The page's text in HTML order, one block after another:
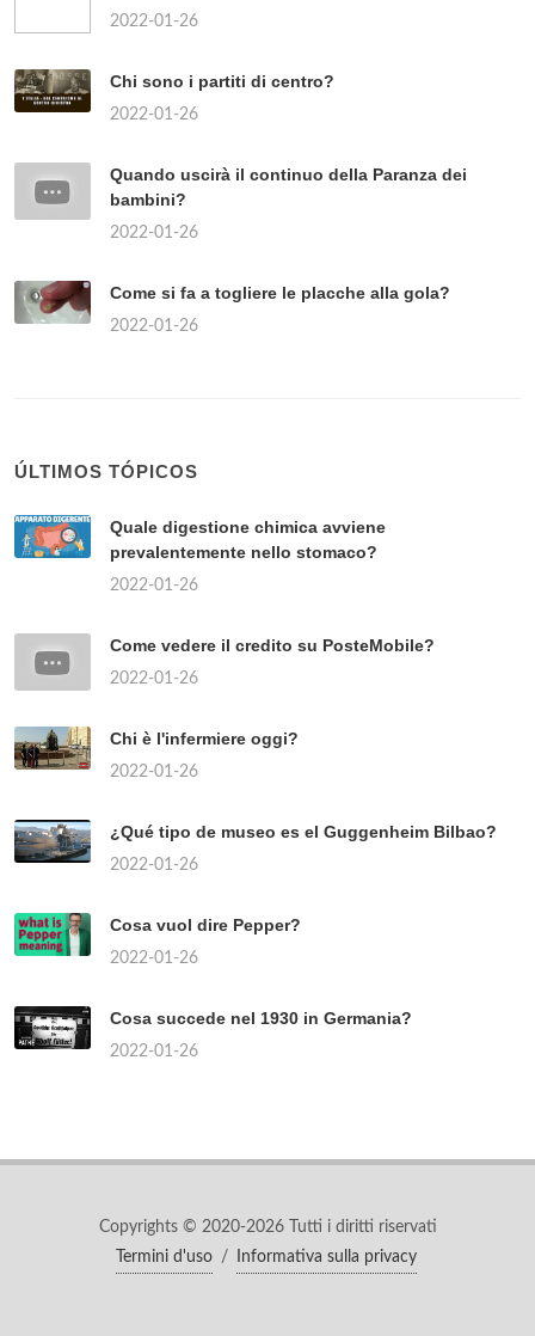
2022-01-26
Chi sono i partiti di centro?
2022-01-26
Quando uscirà il continuo della Paranza dei
bambini?
2022-01-26
Come si fa a togliere le placche alla gola?
2022-01-26
ÚLTIMOS TÓPICOS
Quale digestione chimica avviene
prevalentemente nello stomaco?
2022-01-26
Come vedere il credito su PosteMobile?
2022-01-26
Chi è l'infermiere oggi?
2022-01-26
¿Qué tipo de museo es el Guggenheim Bilbao?
2022-01-26
Cosa vuol dire Pepper?
2022-01-26
Cosa succede nel 1930 in Germania?
2022-01-26
Copyrights © 2020-2026 Tutti i diritti riservati
Termini d'uso
/ Informativa sulla privacy